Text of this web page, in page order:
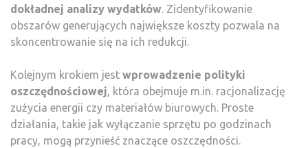
dokładnej analizy wydatków. Zidentyfikowanie
obszarów generujących największe koszty pozwala na
skoncentrowanie się na ich redukcji.
Kolejnym krokiem jest wprowadzenie polityki
oszczędnościowej, która obejmuje m.in. racjonalizację
zużycia energii czy materiałów biurowych. Proste
działania, takie jak wyłączanie sprzętu po godzinach
pracy, mogą przynieść znaczące oszczędności.